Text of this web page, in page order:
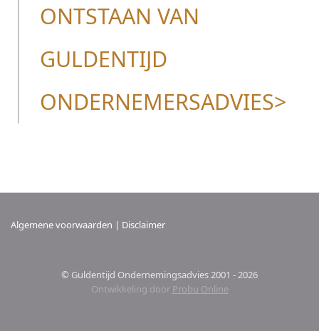
ONTSTAAN VAN
GULDENTIJD
ONDERNEMERSADVIES>
Algemene voorwaarden | Disclaimer
© Guldentijd Ondernemingsadvies 2001 - 2026
Ontwikkeling door Probu Online